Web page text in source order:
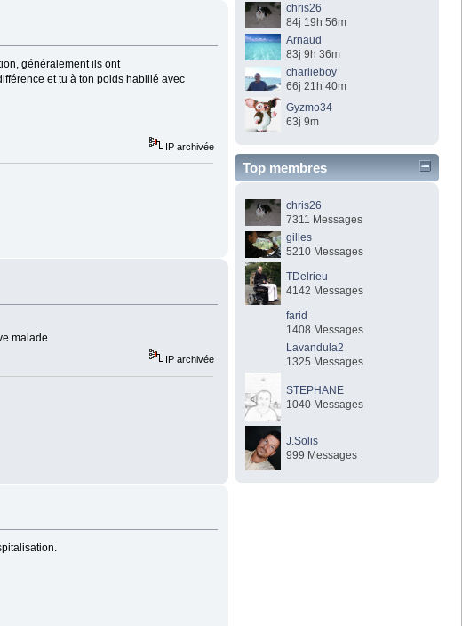
généralement ils ont
et tu à ton poids habillé avec
IP archivée
malade
IP archivée
chris26
84j 19h 56m
Arnaud
83j 9h 36m
charlieboy
66j 21h 40m
Gyzmo34
63j 9m
Top membres
chris26
7311 Messages
gilles
5210 Messages
TDelrieu
4142 Messages
farid
1408 Messages
Lavandula2
1325 Messages
STEPHANE
1040 Messages
J.Solis
999 Messages